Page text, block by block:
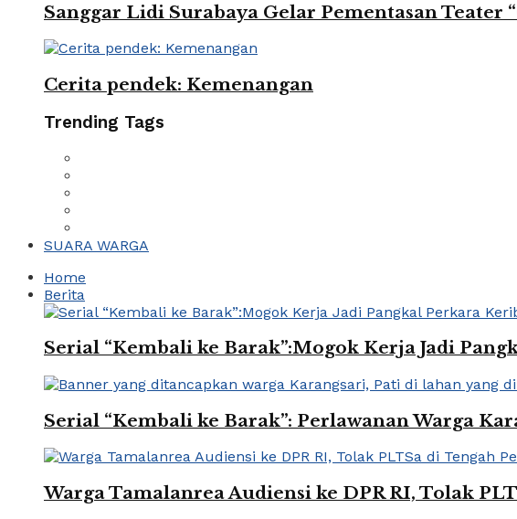
Sanggar Lidi Surabaya Gelar Pementasan Teater
Cerita pendek: Kemenangan
Trending Tags
SUARA WARGA
Home
Berita
Serial “Kembali ke Barak”:Mogok Kerja Jadi
Serial “Kembali ke Barak”: Perlawanan Warga
Warga Tamalanrea Audiensi ke DPR RI, Tolak